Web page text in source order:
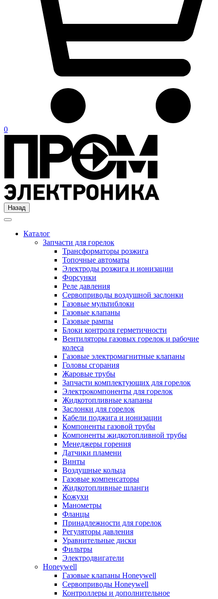
0
Назад
Каталог
Запчасти для горелок
Трансформаторы розжига
Топочные автоматы
Электроды розжига и ионизации
Форсунки
Реле давления
Сервоприводы воздушной заслонки
Газовые мультиблоки
Газовые клапаны
Газовые рампы
Блоки контроля герметичности
Вентиляторы газовых горелок и рабочие
колеса
Газовые электромагнитные клапаны
Головы сгорания
Жаровые трубы
Запчасти комплектующих для горелок
Электрокомпоненты для горелок
Жидкотопливные клапаны
Заслонки для горелок
Кабели поджига и ионизации
Компоненты газовой трубы
Компоненты жидкотопливной трубы
Менеджеры горения
Датчики пламени
Винты
Воздушные кольца
Газовые компенсаторы
Жидкотопливные шланги
Кожухи
Манометры
Фланцы
Принадлежности для горелок
Регуляторы давления
Уравнительные диски
Фильтры
Электродвигатели
Honeywell
Газовые клапаны Honeywell
Сервоприводы Honeywell
Контроллеры и дополнительное